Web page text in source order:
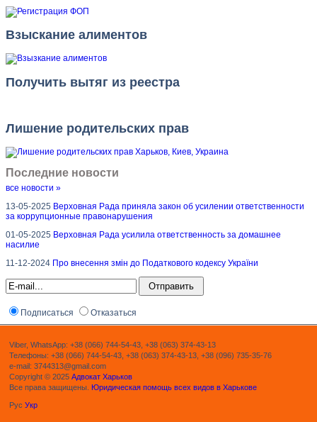
Взыскание алиментов
Получить вытяг из реестра
Лишение родительских прав
Последние новости
все новости »
13-05-2025 Верховная Рада приняла закон об усилении ответственности
за коррупционные правонарушения
01-05-2025 Верховная Рада усилила ответственность за домашнее
насилие
11-12-2024 Про внесення змін до Податкового кодексу України
Подписаться Отказаться
Viber, WhatsApp: +38 (066) 744-54-43, +38 (063) 374-43-13
Телефоны: +38 (066) 744-54-43, +38 (063) 374-43-13, +38 (096) 735-35-76
e-mail: 3744313@gmail.com
Copyright © 2025 Адвокат Харьков
Все права защищены. Юридическая помощь всех видов в Харькове
Рус Укр